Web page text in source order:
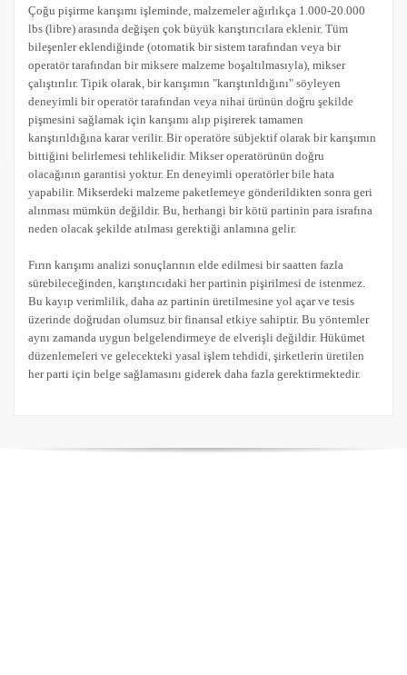
Çoğu pişirme karışımı işleminde, malzemeler ağırlıkça 1.000-20.000
lbs (libre) arasında değişen çok büyük karıştırıcılara eklenir. Tüm
bileşenler eklendiğinde (otomatik bir sistem tarafından veya bir
operatör tarafından bir miksere malzeme boşaltılmasıyla), mikser
çalıştırılır. Tipik olarak, bir karışımın "karıştırıldığını" söyleyen
deneyimli bir operatör tarafından veya nihai ürünün doğru şekilde
pişmesini sağlamak için karışımı alıp pişirerek tamamen
karıştırıldığına karar verilir. Bir operatöre sübjektif olarak bir karışımın
bittiğini belirlemesi tehlikelidir. Mikser operatörünün doğru
olacağının garantisi yoktur. En deneyimli operatörler bile hata
yapabilir. Mikserdeki malzeme paketlemeye gönderildikten sonra geri
alınması mümkün değildir. Bu, herhangi bir kötü partinin para israfına
neden olacak şekilde atılması gerektiği anlamına gelir.
Fırın karışımı analizi sonuçlarının elde edilmesi bir saatten fazla
sürebileceğinden, karıştırıcıdaki her partinin pişirilmesi de istenmez.
Bu kayıp verimlilik, daha az partinin üretilmesine yol açar ve tesis
üzerinde doğrudan olumsuz bir finansal etkiye sahiptir. Bu yöntemler
aynı zamanda uygun belgelendirmeye de elverişli değildir. Hükümet
düzenlemeleri ve gelecekteki yasal işlem tehdidi, şirketlerin üretilen
her parti için belge sağlamasını giderek daha fazla gerektirmektedir.